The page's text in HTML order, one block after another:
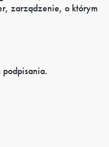
zarządzenie, o którym